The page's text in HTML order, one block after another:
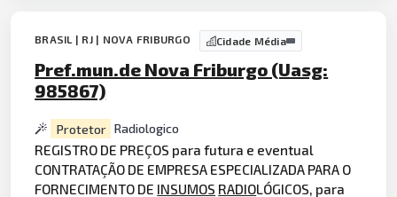
BRASIL | RJ | NOVA FRIBURGO Cidade Média
Pref.mun.de Nova Friburgo (Uasg:
985867)
Protetor Radiologico
REGISTRO DE PREÇOS para futura e eventual
CONTRATAÇÃO DE EMPRESA ESPECIALIZADA PARA O
FORNECIMENTO DE INSUMOS RADIOLÓGICOS, para